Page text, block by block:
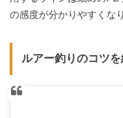
の感度が分かりやすくな
ルアー釣りのコツ